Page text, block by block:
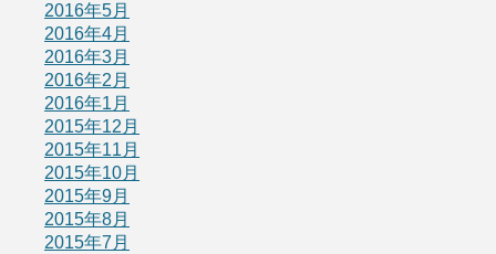
2016年5月
2016年4月
2016年3月
2016年2月
2016年1月
2015年12月
2015年11月
2015年10月
2015年9月
2015年8月
2015年7月